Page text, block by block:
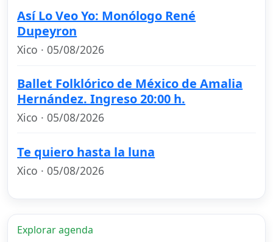
Así Lo Veo Yo: Monólogo René
Dupeyron
Xico · 05/08/2026
Ballet Folklórico de México de Amalia
Hernández. Ingreso 20:00 h.
Xico · 05/08/2026
Te quiero hasta la luna
Xico · 05/08/2026
Explorar agenda